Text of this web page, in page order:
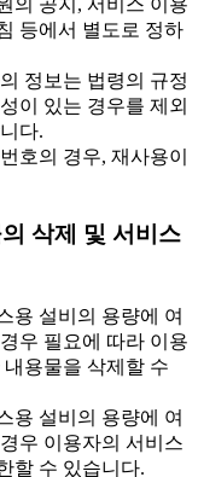
의 공지, 서비스 이용
등에서 별도로 정하
정보는 법령의 규정
이 있는 경우를 제외
다.
호의 경우, 재사용이
삭제 및 서비스
용 설비의 용량에 여
우 필요에 따라 이용
용물을 삭제할 수
용 설비의 용량에 여
우 이용자의 서비스
할 수 있습니다.